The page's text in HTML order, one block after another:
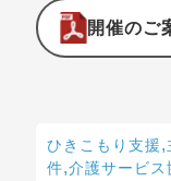
開催のご
ひきこもり支援,
件,介護サービス